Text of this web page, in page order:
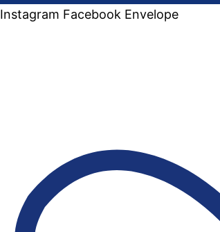
Instagram Facebook Envelope